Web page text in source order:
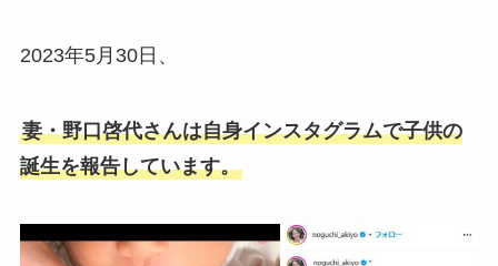
2023年5月30日、
妻・野口啓代さんは自身インスタグラムで子供の
誕生を報告しています。